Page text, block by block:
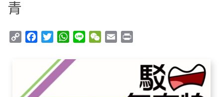
青
Copy
Facebook
TwitterWhatsApp
Line WeChat
Email